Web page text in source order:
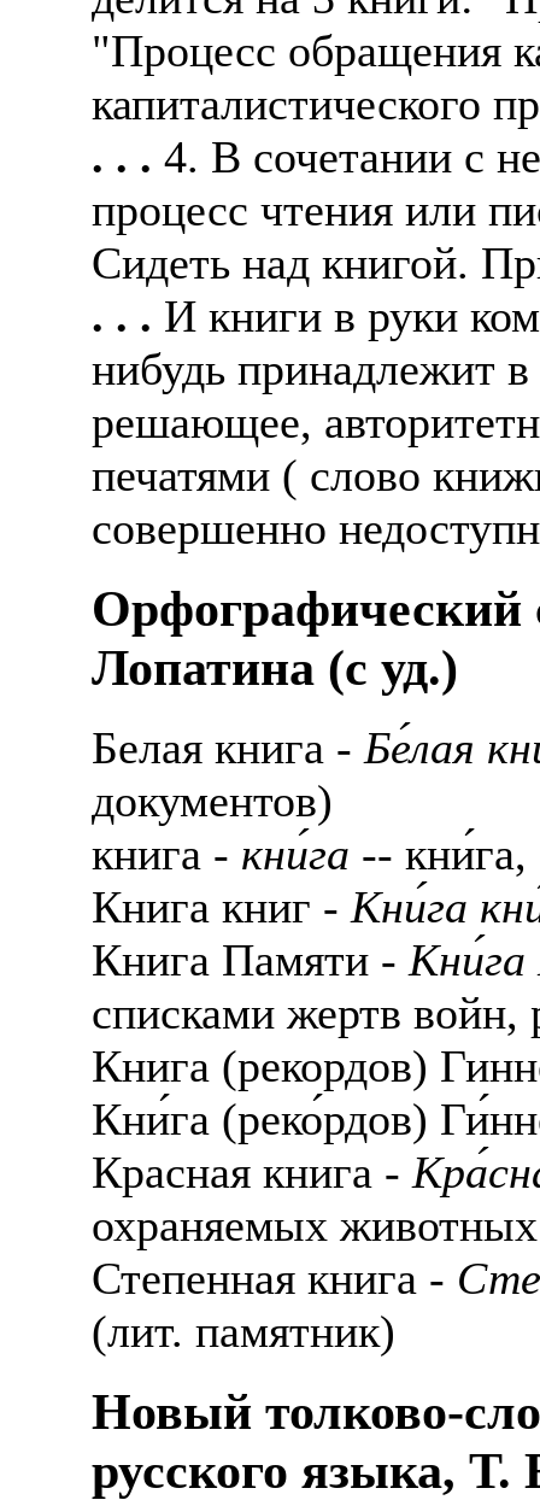
"Процесс обращения
капиталистического
. . . 4. В сочетании с
процесс чтения или
Сидеть над книгой.
. . . И книги в руки
нибудь принадлежит
решающее,
печатями ( слово
совершенно
Орфографический
Лопатина (c уд.)
Белая книга - Бе́лая
документов)
книга - кни́га -- кни́га,
Книга книг - Кни́га
Книга Памяти -
списками жертв войн,
Книга (рекордов)
Кни́га (реко́рдов)
Красная книга -
охраняемых
Степенная книга -
(лит. памятник)
Новый толково-
русского языка,